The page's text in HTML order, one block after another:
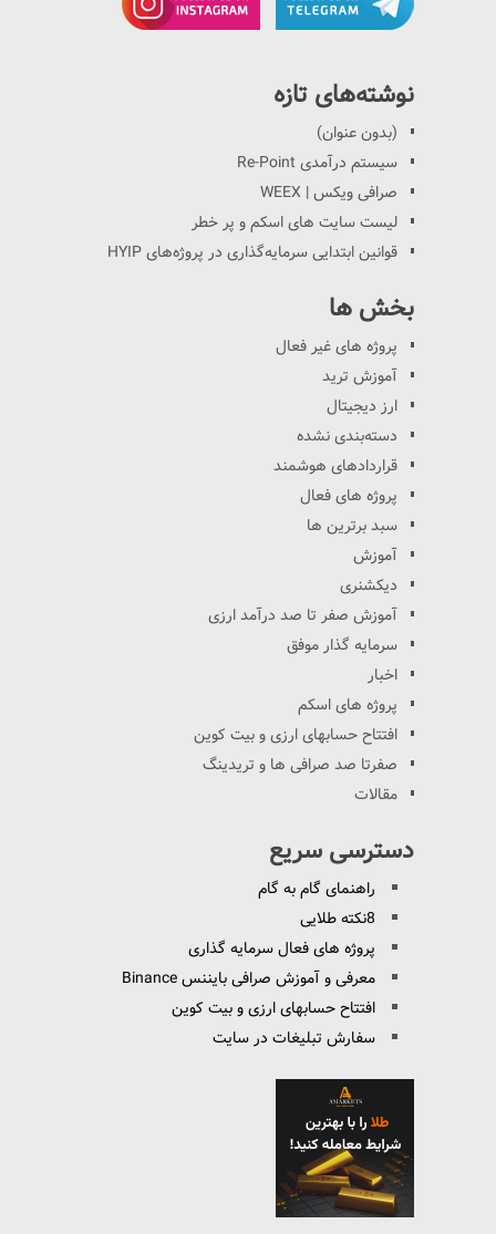
نوشته‌های تازه
(بدون عنوان)
سیستم درآمدی Re-Point
صرافی ویکس | WEEX
لیست سایت های اسکم و پر خطر
قوانین ابتدایی سرمایه‌گذاری در پروژه‌های HYIP
بخش ها
پروژه های غیر فعال
آموزش ترید
ارز دیجیتال
دسته‌بندی نشده
قراردادهای هوشمند
پروژه های فعال
سبد برترین ها
آموزش
دیکشنری
آموزش صفر تا صد درآمد ارزی
سرمایه گذار موفق
اخبار
پروژه های اسکم
افتتاح حسابهای ارزی و بیت کوین
صفرتا صد صرافی ها و تریدینگ
مقالات
دسترسی سریع
راهنمای گام به گام
8نکته طلایی
پروژه های فعال سرمایه گذاری
معرفی و آموزش صرافی بایننس Binance
افتتاح حسابهای ارزی و بیت کوین
سفارش تبلیغات در سایت